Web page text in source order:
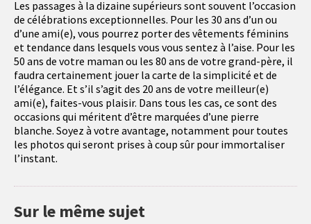
Les passages à la dizaine supérieurs sont souvent l’occasion
de célébrations exceptionnelles. Pour les 30 ans d’un ou
d’une ami(e), vous pourrez porter des vêtements féminins
et tendance dans lesquels vous vous sentez à l’aise. Pour les
50 ans de votre maman ou les 80 ans de votre grand-père, il
faudra certainement jouer la carte de la simplicité et de
l’élégance. Et s’il s’agit des 20 ans de votre meilleur(e)
ami(e), faites-vous plaisir. Dans tous les cas, ce sont des
occasions qui méritent d’être marquées d’une pierre
blanche. Soyez à votre avantage, notamment pour toutes
les photos qui seront prises à coup sûr pour immortaliser
l’instant.
Sur le même sujet